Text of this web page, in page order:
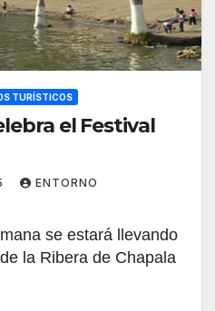
TURÍSTICOS
el Festival
ENTORNO
se estará llevando
la Ribera de Chapala